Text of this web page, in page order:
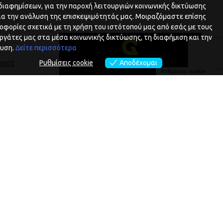
Σεμινάριο
για την παροχή λειτουργιών κοινωνικής δικτύωσης
την ανάλυση της επισκεψιμότητάς μας. Μοιραζόμαστε επίσης
σχετικά με τη χρήση του ιστότοπού μας από εσάς με τους
μας στα μέσα κοινωνικής δικτύωσης, τη διαφήμιση και την
Δείτε περισσότερα
Ρυθμίσεις cookie
Αποδέχομαι